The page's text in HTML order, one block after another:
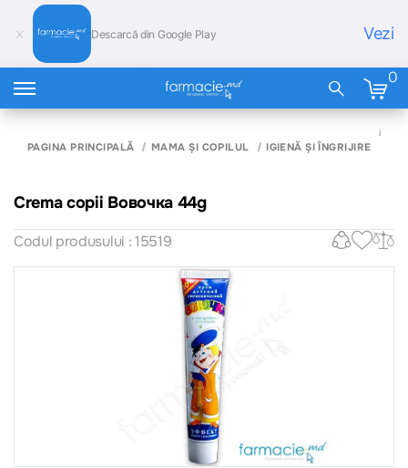
Descarcă din Google Play Vezi
0
PAGINA PRINCIPALĂ MAMA ȘI COPILUL IGIENĂ ȘI ÎNGRIJIRE
Crema copii Вовочка 44g
Codul produsului : 15519